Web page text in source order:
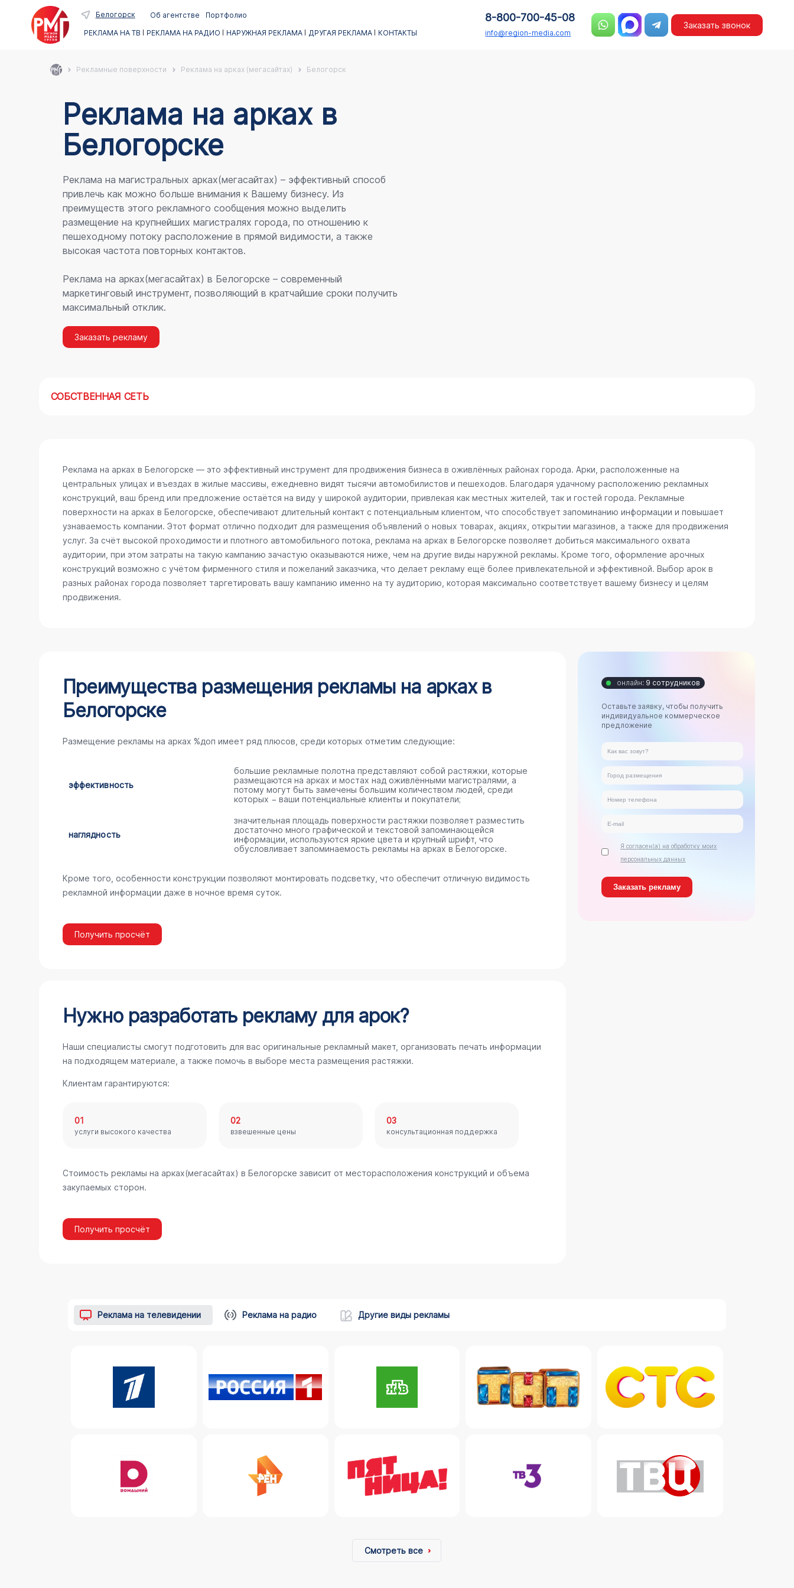
Белогорск Об агентстве
Портфолио
РЕКЛАМА НА ТВ
РЕКЛАМА НА РАДИО НАРУЖНАЯ РЕКЛАМА ДРУГАЯ РЕКЛАМА КОНТАКТЫ
8-800-700-45-08
info@region-media.com
Заказать звонок
Рекламные поверхности Реклама на арках (мегасайтах) Белогорск
Реклама на аркаx в
Белогорске
Реклама на магистральных арках(мегасайтах) – эффективный способ
привлечь как можно больше внимания к Вашему бизнесу. Из
преимуществ этого рекламного сообщения можно выделить
размещение на крупнейших магистралях города, по отношению к
пешеходному потоку расположение в прямой видимости, а также
высокая частота повторных контактов.
Реклама на арках(мегасайтах) в Белогорске – современный
маркетинговый инструмент, позволяющий в кратчайшие сроки получить
максимальный отклик.
Заказать рекламу
СОБСТВЕННАЯ СЕТЬ
Реклама на арках в Белогорске — это эффективный инструмент для продвижения бизнеса в оживлённых районах города. Арки, расположенные на
центральных улицах и въездах в жилые массивы, ежедневно видят тысячи автомобилистов и пешеходов. Благодаря удачному расположению рекламных
конструкций, ваш бренд или предложение остаётся на виду у широкой аудитории, привлекая как местных жителей, так и гостей города. Рекламные
поверхности на арках в Белогорске, обеспечивают длительный контакт с потенциальным клиентом, что способствует запоминанию информации и повышает
узнаваемость компании. Этот формат отлично подходит для размещения объявлений о новых товарах, акциях, открытии магазинов, а также для продвижения
услуг. За счёт высокой проходимости и плотного автомобильного потока, реклама на арках в Белогорске позволяет добиться максимального охвата
аудитории, при этом затраты на такую кампанию зачастую оказываются ниже, чем на другие виды наружной рекламы. Кроме того, оформление арочных
конструкций возможно с учётом фирменного стиля и пожеланий заказчика, что делает рекламу ещё более привлекательной и эффективной. Выбор арок в
разных районах города позволяет таргетировать вашу кампанию именно на ту аудиторию, которая максимально соответствует вашему бизнесу и целям
продвижения.
Преимущества размещения рекламы на арках в
Белогорске
Размещение рекламы на арках %доп имеет ряд плюсов, среди которых отметим следующие:
эффективность
большие рекламные полотна представляют собой растяжки, которые
размещаются на арках и мостах над оживлёнными магистралями, а
потому могут быть замечены большим количеством людей, среди
которых − ваши потенциальные клиенты и покупатели;
наглядность
значительная площадь поверхности растяжки позволяет разместить
достаточно много графической и текстовой запоминающейся
информации, используются яркие цвета и крупный шрифт, что
обусловливает запоминаемость рекламы на арках в Белогорске.
Кроме того, особенности конструкции позволяют монтировать подсветку, что обеспечит отличную видимость
рекламной информации даже в ночное время суток.
Получить просчёт
Нужно разработать рекламу для арок?
Наши специалисты смогут подготовить для вас оригинальные рекламный макет, организовать печать информации
на подходящем материале, а также помочь в выборе места размещения растяжки.
Клиентам гарантируются:
01
услуги высокого качества
02
взвешенные цены
03
консультационная поддержка
Стоимость рекламы на арках(мегасайтах) в Белогорске зависит от месторасположения конструкций и объема
закупаемых сторон.
Получить просчёт
онлайн: 9 сотрудников
Оставьте заявку, чтобы получить
индивидуальное коммерческое
предложение
Я согласен(а) на обработку моих
персональных данных
Реклама на телевидении Реклама на радио Другие виды рекламы
Смотреть все